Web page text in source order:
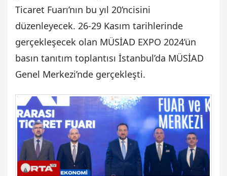
Ticaret Fuarı’nın bu yıl 20’ncisini
düzenleyecek. 26-29 Kasım tarihlerinde
gerçekleşecek olan MÜSİAD EXPO 2024’ün
basın tanıtım toplantısı İstanbul’da MÜSİAD
Genel Merkezi’nde gerçekleşti.